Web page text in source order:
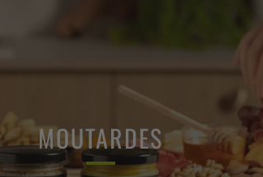
MOUTARDES